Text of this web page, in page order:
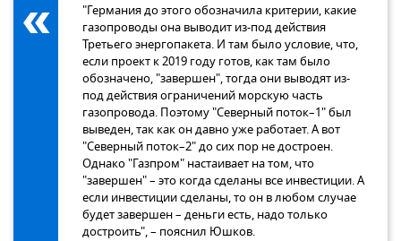
"Германия до этого обозначила критерии, какие
газопроводы она выводит из-под действия
Третьего энергопакета. И там было условие, что,
если проект к 2019 году готов, как там было
обозначено, "завершен", тогда они выводят из-
под действия ограничений морскую часть
газопровода. Поэтому "Северный поток–1" был
выведен, так как он давно уже работает. А вот
"Северный поток–2" до сих пор не достроен.
Однако "Газпром" настаивает на том, что
"завершен" – это когда сделаны все инвестиции. А
если инвестиции сделаны, то он в любом случае
будет завершен – деньги есть, надо только
достроить", – пояснил Юшков.